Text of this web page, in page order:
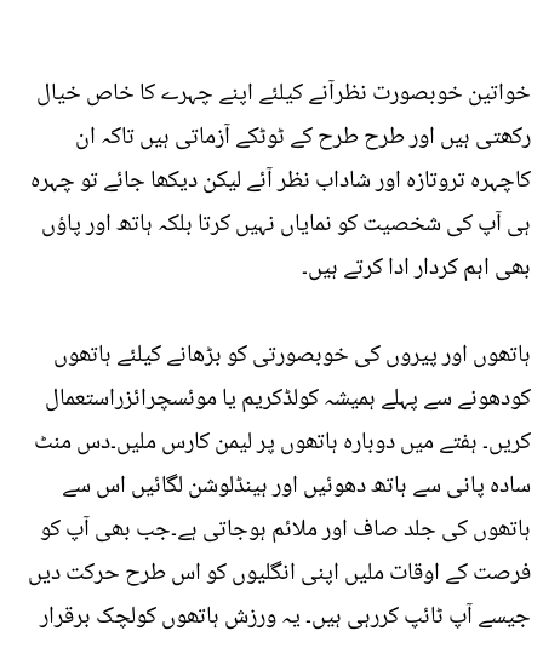
خواتین خوبصورت نظرآنے کیلئے اپنے چہرے کا خاص خیال
رکھتی ہیں اور طرح طرح کے ٹوٹکے آزماتی ہیں تاکہ ان
کاچہرہ تروتازہ اور شاداب نظر آئے لیکن دیکھا جائے تو چہرہ
ہی آپ کی شخصیت کو نمایاں نہیں کرتا بلکہ ہاتھ اور پاؤں
بھی اہم کردار ادا کرتے ہیں۔
ہاتھوں اور پیروں کی خوبصورتی کو بڑھانے کیلئے ہاتھوں
کودھونے سے پہلے ہمیشہ کولڈکریم یا موئسچرائزراستعمال
کریں۔ ہفتے میں دوبارہ ہاتھوں پر لیمن کارس ملیں۔دس منٹ
سادہ پانی سے ہاتھ دھوئیں اور ہینڈلوشن لگائیں اس سے
ہاتھوں کی جلد صاف اور ملائم ہوجاتی ہے۔جب بھی آپ کو
فرصت کے اوقات ملیں اپنی انگلیوں کو اس طرح حرکت دیں
جیسے آپ ٹائپ کررہی ہیں۔ یہ ورزش ہاتھوں کولچک برقرار